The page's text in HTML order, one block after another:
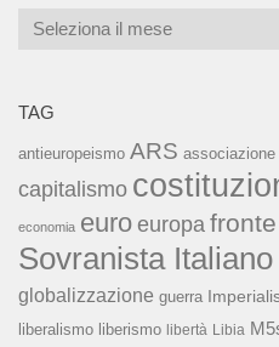
Archivi
TAG
antieuropeismo ARS
capitalismo
economia euro europa
Sovranista Italiano
globalizzazione guerra
liberalismo liberismo libertà Libia